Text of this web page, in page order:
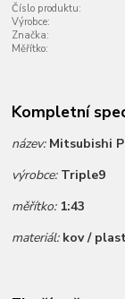
Číslo produktu:
Výrobce:
Značka:
Měřítko:
Kompletní
název: Mitsubishi
výrobce: Triple9
měřítko: 1:43
materiál: kov /